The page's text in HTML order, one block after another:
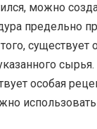
можно
предельно
существует
особая